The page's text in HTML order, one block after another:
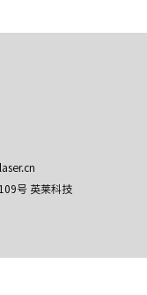
号 英莱科技